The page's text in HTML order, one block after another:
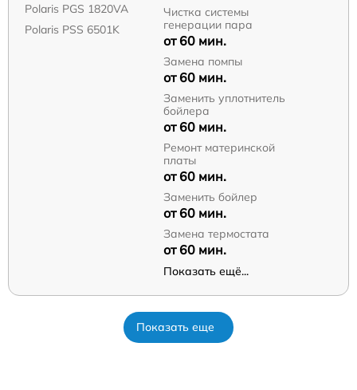
Polaris PGS 1820VA
Polaris PSS 6501K
Чистка системы
генерации пара
от 60 мин.
Замена помпы
от 60 мин.
Заменить уплотнитель
бойлера
от 60 мин.
Ремонт материнской
платы
от 60 мин.
Заменить бойлер
от 60 мин.
Замена термостата
от 60 мин.
Показать ещё...
Показать еще